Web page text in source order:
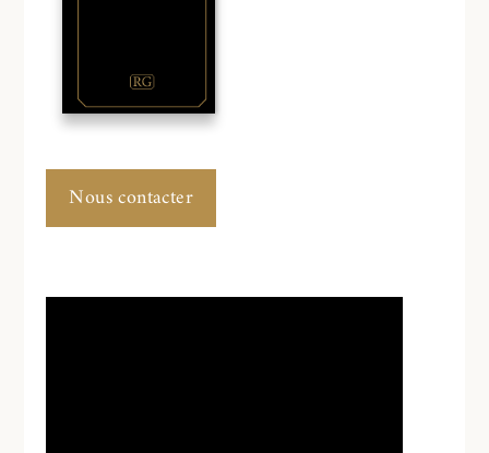
Nous contacter